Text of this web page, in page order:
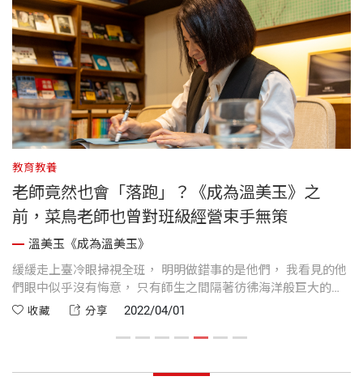
教育教養
老師竟然也會「落跑」？《成為溫美玉》之
前，菜鳥老師也曾對班級經營束手無策
溫美玉《成為溫美玉》
緩緩走上臺冷眼掃視全班， 明明做錯事的是他們， 我看見的他
們眼中似乎沒有悔意， 只有師生之間隔著彷彿海洋般巨大的鴻
溝， 永遠無法企及的絕望。 那是一種，我怎麼努力都觸及不到
成為最受歡迎老師的宏願， 落差真的太大......
收藏 分享 2022/04/01